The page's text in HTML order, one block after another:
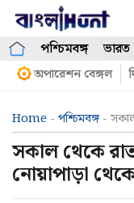
Skip
contentপশ্চিমবঙ্গ ভারত
অপারেশন বেঙ্গল
Home - পশ্চিমবঙ্গ-
সকাল থেকে
নোয়াপাড়া